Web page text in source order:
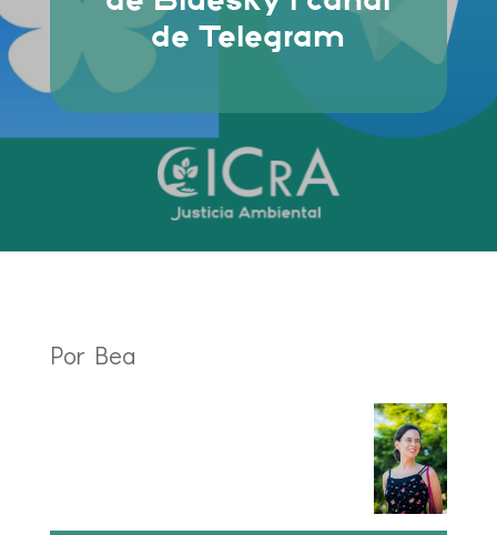
de Telegram
Por Bea